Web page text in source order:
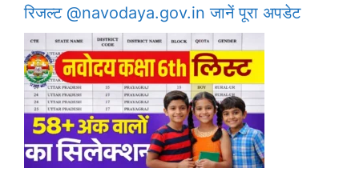
रिजल्ट @navodaya.gov.in जानें पूरा अपडेट